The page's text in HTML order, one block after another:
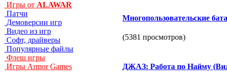
Игры от ALAWAR
Патчи
Демоверсии игр
Видео из игр
Софт, драйверы
Популярные файлы
Флеш игры
Игры Armor Games
Многопользовательские
(5381 просмотров)
ДЖАЗ: Работа по Найму